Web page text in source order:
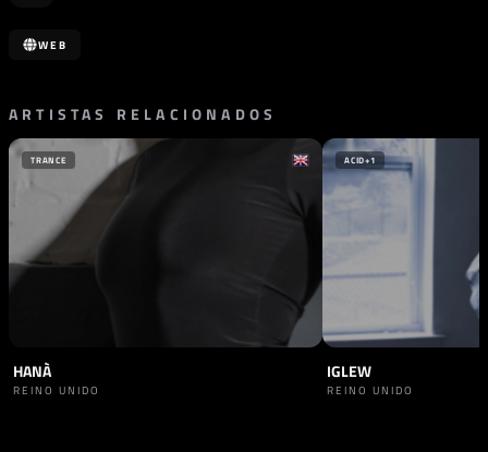
WEB
ARTISTAS RELACIONADOS
TRANCE
HANÀ
REINO UNIDO
ACID+1
IGLEW
REINO UNIDO